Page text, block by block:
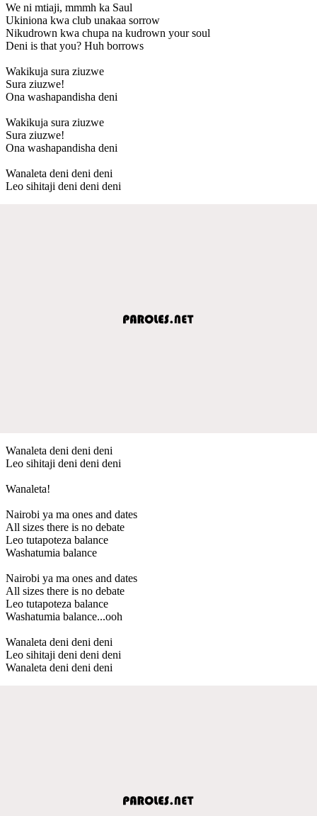
We ni mtiaji, mmmh ka Saul
Ukiniona kwa club unakaa sorrow
Nikudrown kwa chupa na kudrown your soul
Deni is that you? Huh borrows
Wakikuja sura ziuzwe
Sura ziuzwe!
Ona washapandisha deni
Wakikuja sura ziuzwe
Sura ziuzwe!
Ona washapandisha deni
Wanaleta deni deni deni
Leo sihitaji deni deni deni
Wanaleta deni deni deni
Leo sihitaji deni deni deni
Wanaleta!
Nairobi ya ma ones and dates
All sizes there is no debate
Leo tutapoteza balance
Washatumia balance
Nairobi ya ma ones and dates
All sizes there is no debate
Leo tutapoteza balance
Washatumia balance...ooh
Wanaleta deni deni deni
Leo sihitaji deni deni deni
Wanaleta deni deni deni